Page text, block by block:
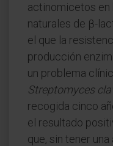
actinomicetos en
naturales de β-
el que la
producción
un problema
Streptomyces
recogida cinco
el resultado
que, sin tener